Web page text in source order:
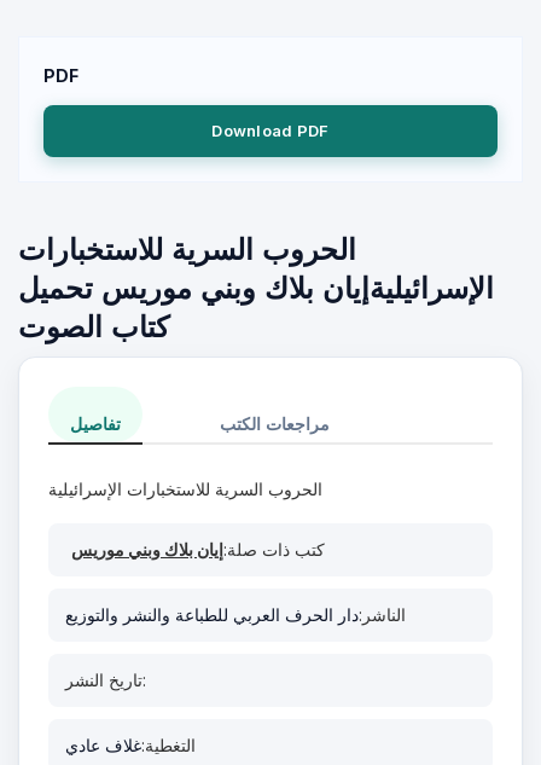
PDF
Download PDF
الحروب السرية للاستخبارات
الإسرائيليةإيان بلاك وبني موريس تحميل
كتاب الصوت
تفاصيل مراجعات الكتب
الحروب السرية للاستخبارات الإسرائيلية
كتب ذات صلة:إيان بلاك وبني موريس
الناشر:دار الحرف العربي للطباعة والنشر والتوزيع
تاريخ النشر:
التغطية:غلاف عادي